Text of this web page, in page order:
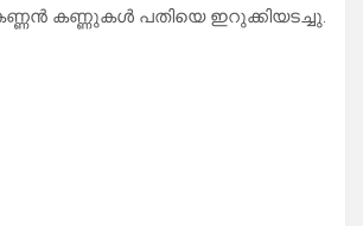
കണ്ണുകൾ പതിയെ ഇറുക്കിയടച്ചു.